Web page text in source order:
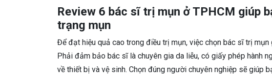
Review 6 bác sĩ trị mụn ở TPHCM giúp
trạng mụn
Để đạt hiệu quả cao trong điều trị mụn, việc chọn bác sĩ trị
Phải đảm bảo bác sĩ là chuyên gia da liễu, có giấy phép hành
về thiết bị và vệ sinh. Chọn đúng người chuyên nghiệp sẽ giúp